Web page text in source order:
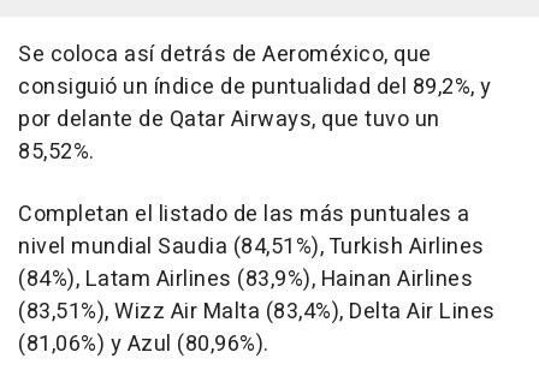
Se coloca así detrás de Aeroméxico, que
consiguió un índice de puntualidad del 89,2%, y
por delante de Qatar Airways, que tuvo un
85,52%.
Completan el listado de las más puntuales a
nivel mundial Saudia (84,51%), Turkish Airlines
(84%), Latam Airlines (83,9%), Hainan Airlines
(83,51%), Wizz Air Malta (83,4%), Delta Air Lines
(81,06%) y Azul (80,96%).